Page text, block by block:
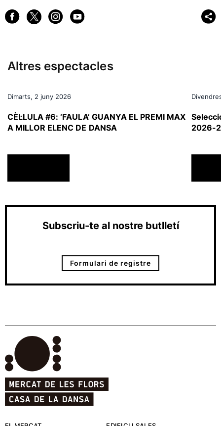
Altres espectacles
Dimarts, 2 juny 2026
CÈL·LULA #6: ‘FAULA’ GUANYA EL PREMI MAX
A MILLOR ELENC DE DANSA
2026-
Subscriu-te al nostre butlletí
Formulari de registre